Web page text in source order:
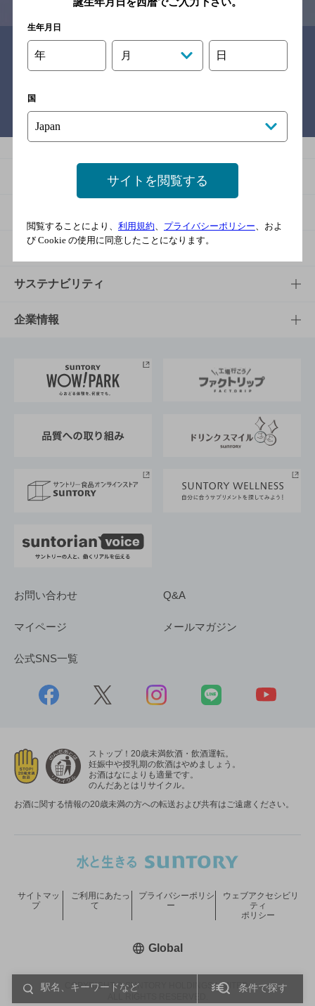
条件で探す
関連リンク
バー検索サイト［BAR-NAVI］
商品一覧
商品発売情報
栄養成分一覧
知る・楽しむTOP
キャンペーン
工場見学
地域情報
文化・スポーツ
文化・スポーツTOP
サントリーホール
サントリーサンバーズ大阪
サステナビリティ
サステナビリティTOP
サントリーが考えるサステナビリティ経営
企業情報
企業概要
採用情報
お問い合わせ Q&A
マイページ メールマガジン
公式SNS一覧
ストップ！20歳未満飲酒・飲酒運転。
妊娠中や授乳期の飲酒はやめましょう。
お酒はなによりも適量です。
のんだあとはリサイクル。
お酒に関する情報の20歳未満の方への転送および共有はご遠慮ください。
COPYRIGHT © SUNTORY HOLDINGS LIMITED.
サイトマッ
プ
ご利用にあたっ
て
プライバシーポリシ
ー
ウェブアクセシビリ
ティ
ポリシー
Global新しいウィンドウで開く
生年月日
年 月 日
国
サイトを閲覧する
閲覧することにより、 利用規約、 プライバシーポリシー、およ
び Cookie の使用に同意したことになります。